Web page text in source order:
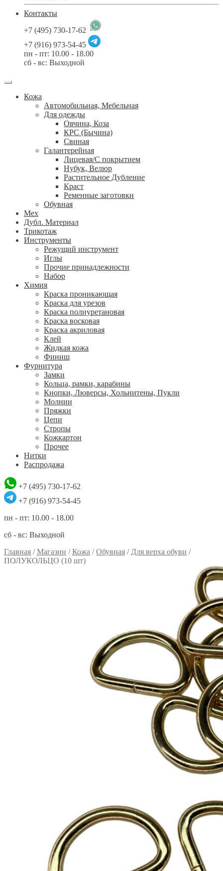
Контакты
+7 (495) 730-17-62
+7 (916) 973-54-45
пн - пт: 10.00 - 18.00
сб - вс: Выходной
Кожа
Автомобильная, Мебельная
Для одежды
Овчина, Коза
КРС (Бычина)
Свиная
Галантерейная
Лицевая/С покрытием
Нубук, Велюр
Растительное Дубление
Краст
Ременные заготовки
Обувная
Мех
Дубл. Материал
Трикотаж
Инструменты
Режущий инструмент
Иглы
Прочие принадлежности
Набор
Химия
Краска проникающая
Краска для урезов
Краска полиуретановая
Краска восковая
Краска акриловая
Клей
Жидкая кожа
Финиш
Фурнитура
Замки
Кольца, рамки, карабины
Кнопки, Люверсы, Хольнитены, Пукли
Молнии
Пряжки
Цепи
Стропы
Кожкартон
Прочее
Нитки
Распродажа
+7 (495) 730-17-62
+7 (916) 973-54-45
пн - пт: 10.00 - 18.00
сб - вс: Выходной
Главная /Магазин /Кожа /Обувная / Для верха обуви /
ПОЛУКОЛЬЦО (10 шт)